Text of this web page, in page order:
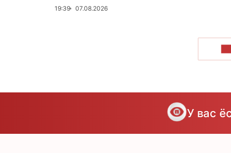
19:39 07.08.2026
У вас